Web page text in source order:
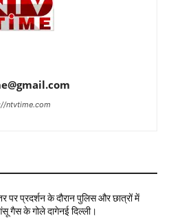
ntvtime.com
पर प्रदर्शन के दौरान पुलिस और छात्रों में
गैस के गोले दागेनई दिल्ली।